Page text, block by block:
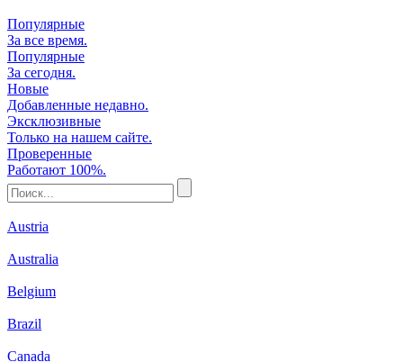
Популярные
За все время.
Популярные
За сегодня.
Новые
Добавленные недавно.
Эксклюзивные
Только на нашем сайте.
Проверенные
Работают 100%.
Austria
Australia
Belgium
Brazil
Canada